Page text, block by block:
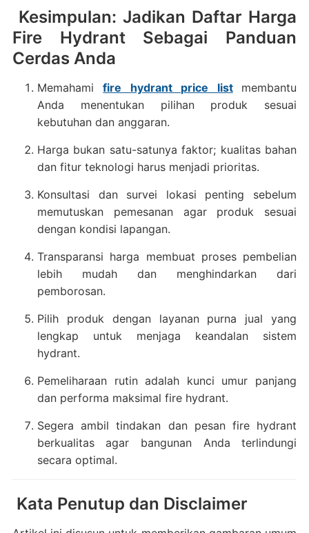
Kesimpulan: Jadikan Daftar Harga
Fire Hydrant Sebagai Panduan
Cerdas Anda
Memahamifire hydrant price list
membantu
Anda menentukan pilihan produk sesuai
kebutuhan dan anggaran.
Harga bukan satu-satunya faktor; kualitas bahan
dan fitur teknologi harus menjadi prioritas.
Konsultasi dan survei lokasi penting sebelum
memutuskan pemesanan agar produk sesuai
dengan kondisi lapangan.
Transparansi harga membuat proses pembelian
lebih mudah dan menghindarkan dari
pemborosan.
Pilih produk dengan layanan purna jual yang
lengkap untuk menjaga keandalan sistem
hydrant.
Pemeliharaan rutin adalah kunci umur panjang
dan performa maksimal fire hydrant.
Segera ambil tindakan dan pesan fire hydrant
berkualitas agar bangunan Anda terlindungi
secara optimal.
Kata Penutup dan Disclaimer